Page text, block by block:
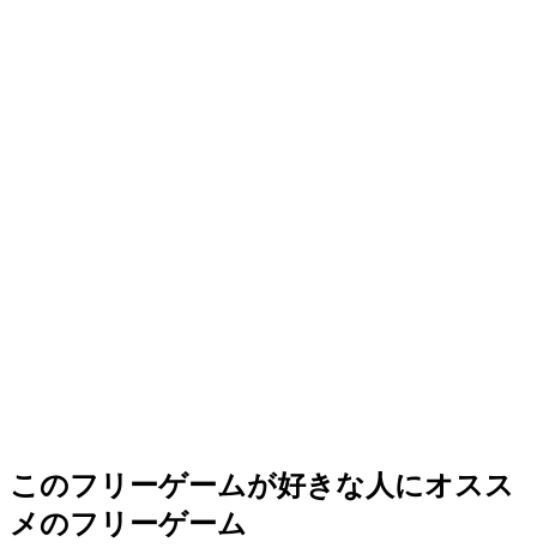
このフリーゲームが好きな人にオスス
メのフリーゲーム